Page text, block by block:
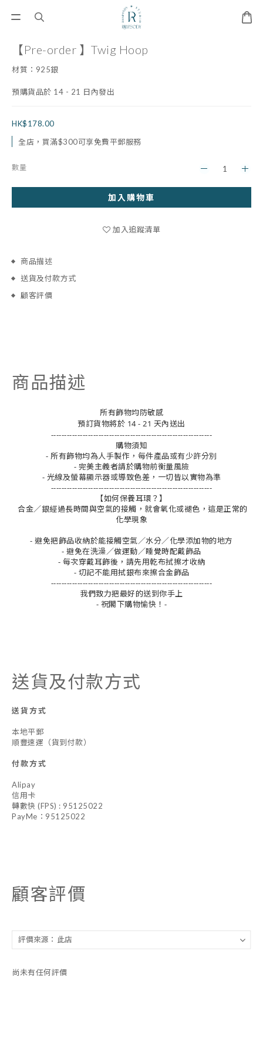
【Pre-order 】Twig Hoop
材質：925銀
預購貨品於 14 - 21 日內發出
HK$178.00
全店，買滿$300可享免費平郵服務
數量
加入購物車
加入追蹤清單
商品描述
送貨及付款方式
顧客評價
商品描述
所有飾物均防敏感
預訂貨物將於 14 - 21 天內送出
-------------------------------------------------------------
購物須知
- 所有飾物均為人手製作，每件產品或有少許分別
- 完美主義者請於購物前衡量風險
- 光線及螢幕顯示器或導致色差，一切皆以實物為準
-------------------------------------------------------------
【如何保養耳環？】
合金／銀經過長時間與空氣的接觸，就會氧化或褪色，這是正常的
化學現象
- 避免把飾品收納於能接觸空氣／水分／化學添加物的地方
- 避免在洗澡／做運動／睡覺時配戴飾品
- 每次穿戴耳飾後，請先用乾布拭擦才收納
- 切記不能用拭銀布來擦合金飾品
-------------------------------------------------------------
我們致力把最好的送到你手上
- 祝閣下購物愉快！-
送貨及付款方式
送貨方式
本地平郵
順豐速運（貨到付款）
付款方式
Alipay
信用卡
轉數快 (FPS) : 95125022
PayMe：95125022
顧客評價
尚未有任何評價